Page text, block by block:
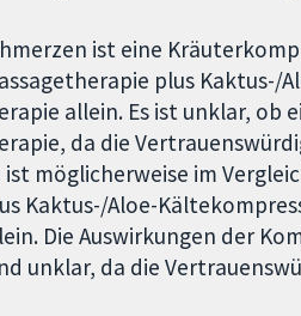
ist eine
plus Kaktus-/
allein. Es ist unklar, ob
da die
ist möglicherweise im
Kaktus-/Aloe-
Die Auswirkungen der
unklar, da die